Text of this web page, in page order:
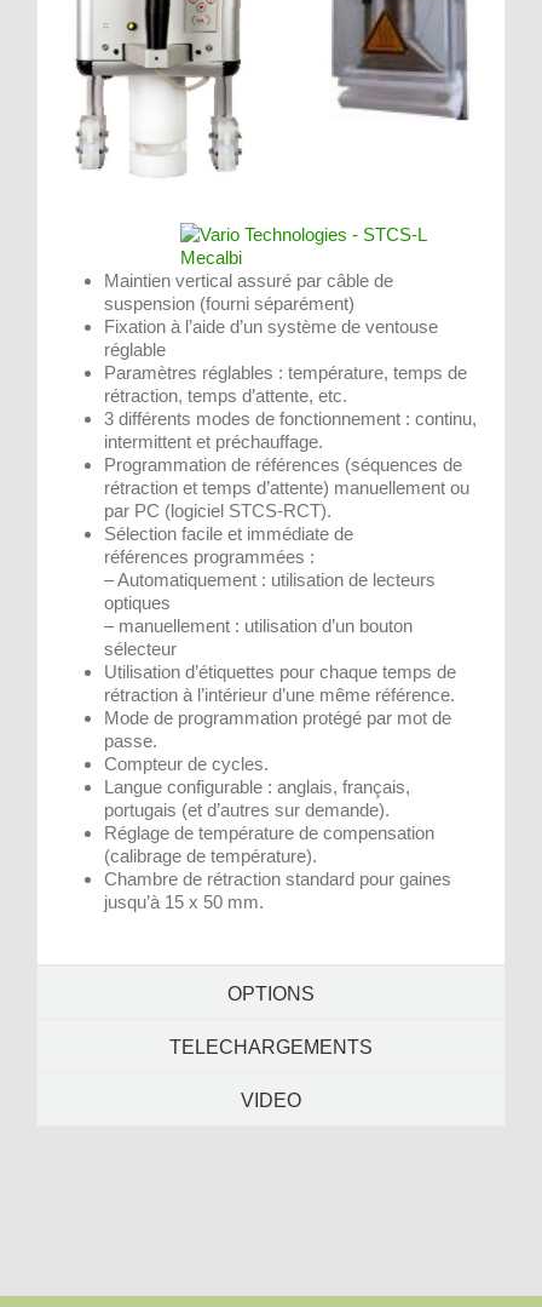
Maintien vertical assuré par câble de
suspension (fourni séparément)
Fixation à l’aide d’un système de ventouse
réglable
Paramètres réglables : température, temps de
rétraction, temps d’attente, etc.
3 différents modes de fonctionnement : continu,
intermittent et préchauffage.
Programmation de références (séquences de
rétraction et temps d’attente) manuellement ou
par PC (logiciel STCS-RCT).
Sélection facile et immédiate de
références programmées :
– Automatiquement : utilisation de lecteurs
optiques
– manuellement : utilisation d’un bouton
sélecteur
Utilisation d’étiquettes pour chaque temps de
rétraction à l’intérieur d’une même référence.
Mode de programmation protégé par mot de
passe.
Compteur de cycles.
Langue configurable : anglais, français,
portugais (et d’autres sur demande).
Réglage de température de compensation
(calibrage de température).
Chambre de rétraction standard pour gaines
jusqu’à 15 x 50 mm.
OPTIONS
TELECHARGEMENTS
VIDEO